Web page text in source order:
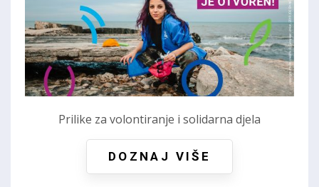
Prilike za volontiranje i solidarna djela
DOZNAJ VIŠE